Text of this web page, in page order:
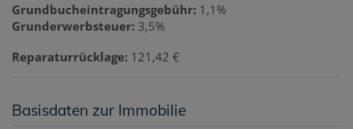
Grundbucheintragungsgebühr: 1,1%
Grunderwerbsteuer: 3,5%
Reparaturrücklage: 121,42 €
Basisdaten zur Immobilie